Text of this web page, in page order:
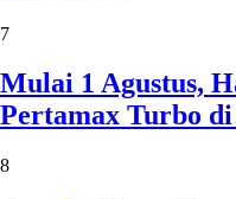
7
Mulai 1 Agustus,
Pertamax Turbo
8